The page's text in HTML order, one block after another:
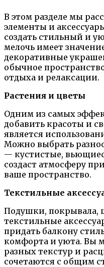
В этом разделе мы
элементы и
создать стильный и
мелочь имеет
декоративные
обычное
отдыха и релаксации.
Растения и цветы
Одним из самых
добавить красоты и
является
Можно выбрать
— кустистые,
создаст атмосферу
ваше пространство.
Текстильные
Подушки, покрывала,
текстильные
придать балкону
комфорта и уюта. Вы
разных текстур и
сочетаются с общим